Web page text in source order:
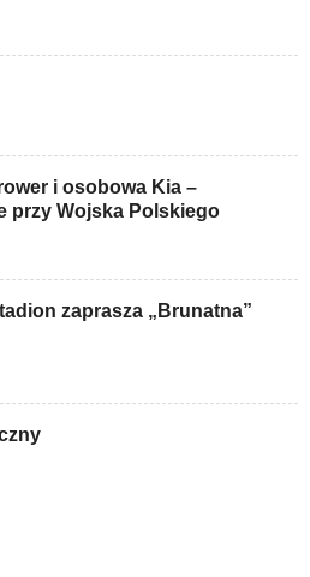
i osobowa Kia –
przy Wojska Polskiego
zaprasza „Brunatna”